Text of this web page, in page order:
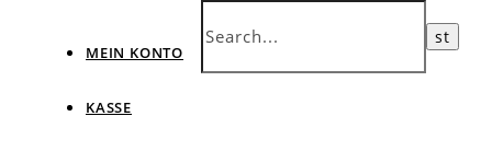
MEIN KONTO
KASSE